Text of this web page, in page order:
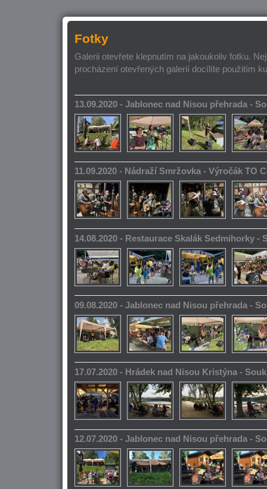
Fotky
Galerii otevřete klepnutím na jakoukoliv fotku.
procházení otevřených galerií docílíte použitím
13.09.2020 - Jablonec nad Nisou přehrada -
11.09.2020 - Nádraží Smržovka - Výročák TO
14.08.2020 - Restaurace Skalák Sedmihorky -
09.08.2020 - Jablonec nad Nisou přehrada -
17.07.2020 - Hrádek nad Nisou Kristýna -
12.07.2020 - Jablonec nad Nisou přehrada -